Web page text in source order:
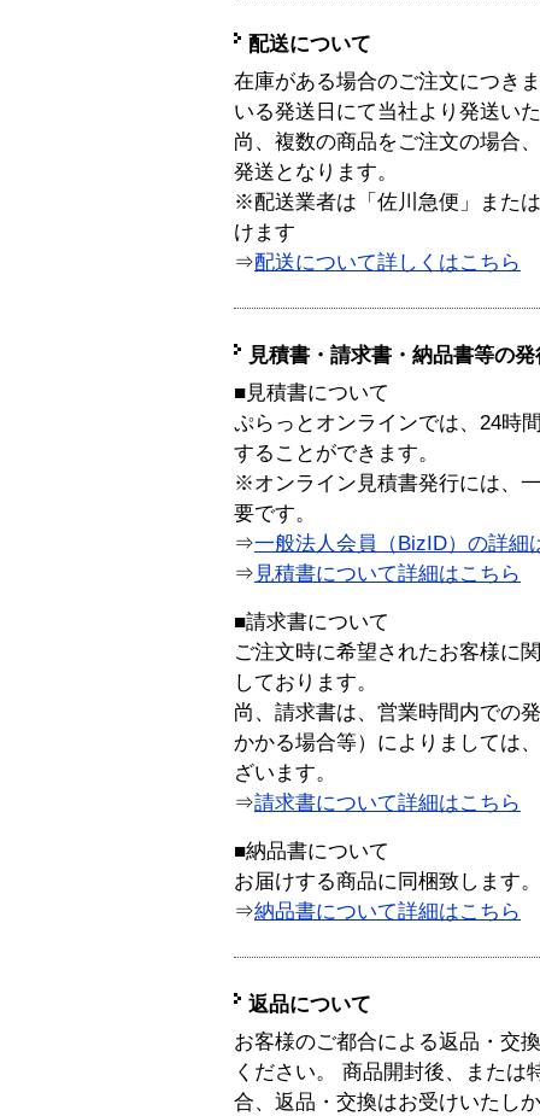
配送について
在庫がある場合のご注文につき
いる発送日にて当社より発送い
尚、複数の商品をご注文の場合
発送となります。
※配送業者は「佐川急便」また
けます
⇒配送について詳しくはこちら
見積書・請求書・納品書等の
■見積書について
ぷらっとオンラインでは、24時
することができます。
※オンライン見積書発行には、
要です。
⇒一般法人会員（BizID）の詳細
⇒ 見積書について詳細はこちら
■請求書について
ご注文時に希望されたお客様に
しております。
尚、請求書は、営業時間内での
かかる場合等）によりましては
ざいます。
⇒請求書について詳細はこちら
■納品書について
お届けする商品に同梱致します。
⇒納品書について詳細はこちら
返品について
お客様のご都合による返品・交
ください。 商品開封後、または
合、返品・交換はお受けいたし